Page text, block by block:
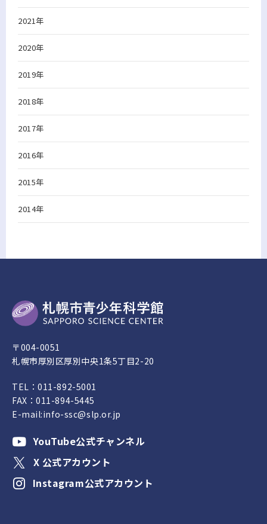
2021年
2020年
2019年
2018年
2017年
2016年
2015年
2014年
〒004-0051
札幌市厚別区厚別中央1条5丁目2-20
TEL：011-892-5001
FAX：011-894-5445
E-mail:info-ssc@slp.or.jp
YouTube公式チャンネル
X 公式アカウント
Instagram公式アカウント